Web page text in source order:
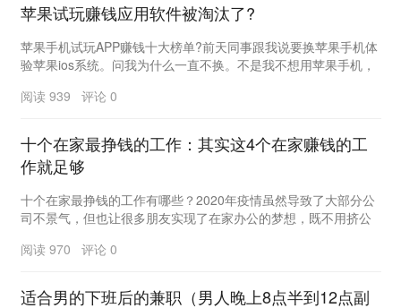
苹果试玩赚钱应用软件被淘汰了?
苹果手机试玩APP赚钱十大榜单?前天同事跟我说要换苹果手机体
验苹果ios系统。问我为什么一直不换。不是我不想用苹果手机，
阅读 939 评论 0
十个在家最挣钱的工作：其实这4个在家赚钱的工
作就足够
十个在家最挣钱的工作有哪些？2020年疫情虽然导致了大部分公
司不景气，但也让很多朋友实现了在家办公的梦想，既不用挤公
阅读 970 评论 0
适合男的下班后的兼职（男人晚上8点半到12点副